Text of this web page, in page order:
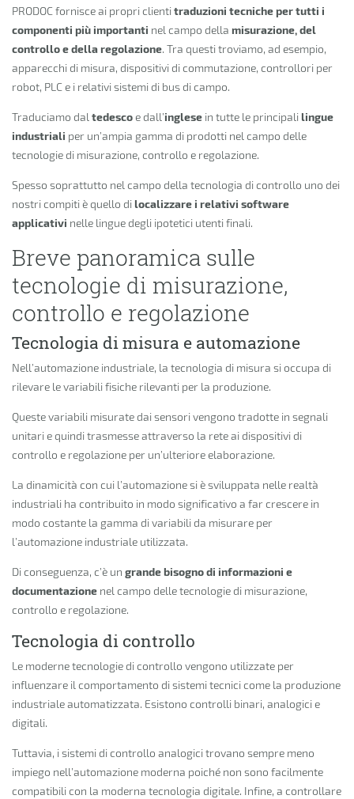
PRODOC fornisce ai propri clientitraduzioni tecniche per tutti i
componenti più importanti nel campo della misurazione, del
controllo e della regolazione. Tra questi troviamo, ad esempio,
apparecchi di misura, dispositivi di commutazione, controllori per
robot, PLC e i relativi sistemi di bus di campo.
Traduciamo dal tedescoe dall’inglese in tutte le principali lingue
industriali per un’ampia gamma di prodotti nel campo delle
tecnologie di misurazione, controllo e regolazione.
Spesso soprattutto nel campo della tecnologia di controllo uno dei
nostri compiti è quello di localizzare i relativi software
applicativi nelle lingue degli ipotetici utenti finali.
Breve panoramica sulle
tecnologie di misurazione,
controllo e regolazione
Tecnologia di misura e automazione
Nell’automazione industriale, la tecnologia di misura si occupa di
rilevare le variabili fisiche rilevanti per la produzione.
Queste variabili misurate dai sensori vengono tradotte in segnali
unitari e quindi trasmesse attraverso la rete ai dispositivi di
controllo e regolazione per un’ulteriore elaborazione.
La dinamicità con cui l’automazione si è sviluppata nelle realtà
industriali ha contribuito in modo significativo a far crescere in
modo costante la gamma di variabili da misurare per
l’automazione industriale utilizzata.
Di conseguenza, c’è un grandebisogno di informazioni e
documentazione nel campo delle tecnologie di misurazione,
controllo e regolazione.
Tecnologia di controllo
Le moderne tecnologie di controllo vengono utilizzate per
influenzare il comportamento di sistemi tecnici come la produzione
industriale automatizzata. Esistono controlli binari, analogici e
digitali.
Tuttavia, i sistemi di controllo analogici trovano sempre meno
impiego nell’automazione moderna poiché non sono facilmente
compatibili con la moderna tecnologia digitale. Infine, a controllare